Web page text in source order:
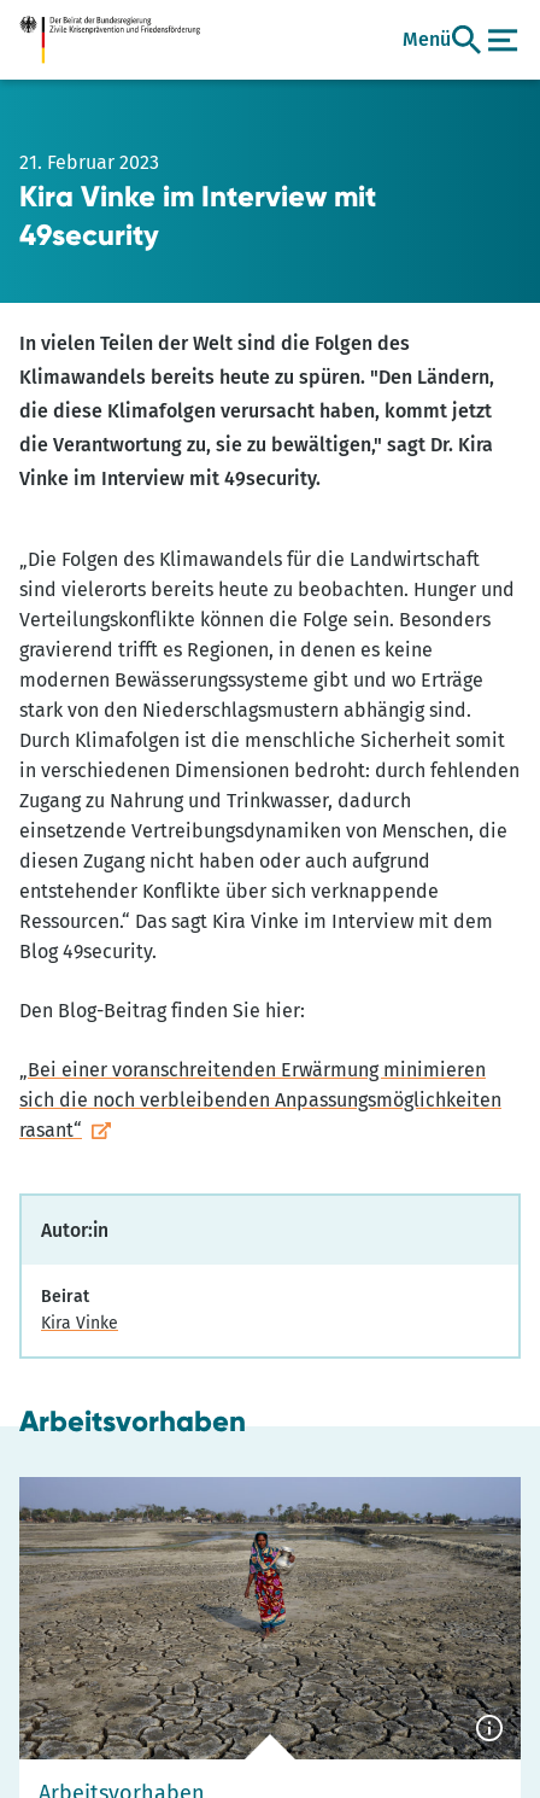
Zum
Hauptinhalt
Menü
21. Februar 2023
Kira Vinke im Interview mit
49security
In vielen Teilen der Welt sind die Folgen des
Klimawandels bereits heute zu spüren. "Den Ländern,
die diese Klimafolgen verursacht haben, kommt jetzt
die Verantwortung zu, sie zu bewältigen," sagt Dr. Kira
Vinke im Interview mit 49security.
„Die Folgen des Klimawandels für die Landwirtschaft
sind vielerorts bereits heute zu beobachten. Hunger und
Verteilungskonflikte können die Folge sein. Besonders
gravierend trifft es Regionen, in denen es keine
modernen Bewässerungssysteme gibt und wo Erträge
stark von den Niederschlagsmustern abhängig sind.
Durch Klimafolgen ist die menschliche Sicherheit somit
in verschiedenen Dimensionen bedroht: durch fehlenden
Zugang zu Nahrung und Trinkwasser, dadurch
einsetzende Vertreibungsdynamiken von Menschen, die
diesen Zugang nicht haben oder auch aufgrund
entstehender Konflikte über sich verknappende
Ressourcen.“ Das sagt Kira Vinke im Interview mit dem
Blog 49security.
Den Blog-Beitrag finden Sie hier:
„Bei einer voranschreitenden Erwärmung minimieren
sich die noch verbleibenden Anpassungsmöglichkeiten
rasant“
Autor:in
Beirat
Kira Vinke
Arbeitsvorhaben
Arbeitsvorhaben